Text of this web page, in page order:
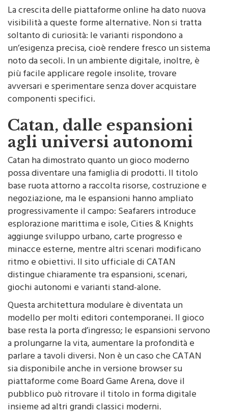
La crescita delle piattaforme online ha dato nuova
visibilità a queste forme alternative. Non si tratta
soltanto di curiosità: le varianti rispondono a
un’esigenza precisa, cioè rendere fresco un sistema
noto da secoli. In un ambiente digitale, inoltre, è
più facile applicare regole insolite, trovare
avversari e sperimentare senza dover acquistare
componenti specifici.
Catan, dalle espansioni
agli universi autonomi
Catan ha dimostrato quanto un gioco moderno
possa diventare una famiglia di prodotti. Il titolo
base ruota attorno a raccolta risorse, costruzione e
negoziazione, ma le espansioni hanno ampliato
progressivamente il campo: Seafarers introduce
esplorazione marittima e isole, Cities & Knights
aggiunge sviluppo urbano, carte progresso e
minacce esterne, mentre altri scenari modificano
ritmo e obiettivi. Il sito ufficiale di CATAN
distingue chiaramente tra espansioni, scenari,
giochi autonomi e varianti stand-alone.
Questa architettura modulare è diventata un
modello per molti editori contemporanei. Il gioco
base resta la porta d’ingresso; le espansioni servono
a prolungarne la vita, aumentare la profondità e
parlare a tavoli diversi. Non è un caso che CATAN
sia disponibile anche in versione browser su
piattaforme come Board Game Arena, dove il
pubblico può ritrovare il titolo in forma digitale
insieme ad altri grandi classici moderni.